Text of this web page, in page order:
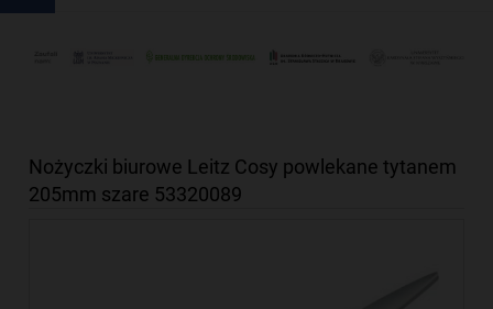
Nożyczki biurowe Leitz Cosy powlekane tytanem
205mm szare 53320089